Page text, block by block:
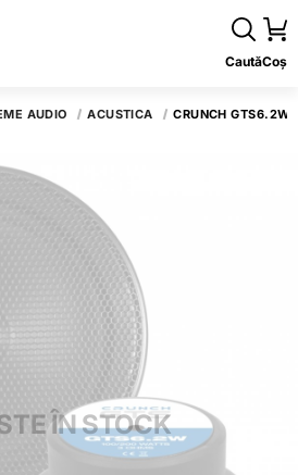
CautăCoș
AUDIO ACUSTICA CRUNCH GTS6.2W
ÎN STOCK